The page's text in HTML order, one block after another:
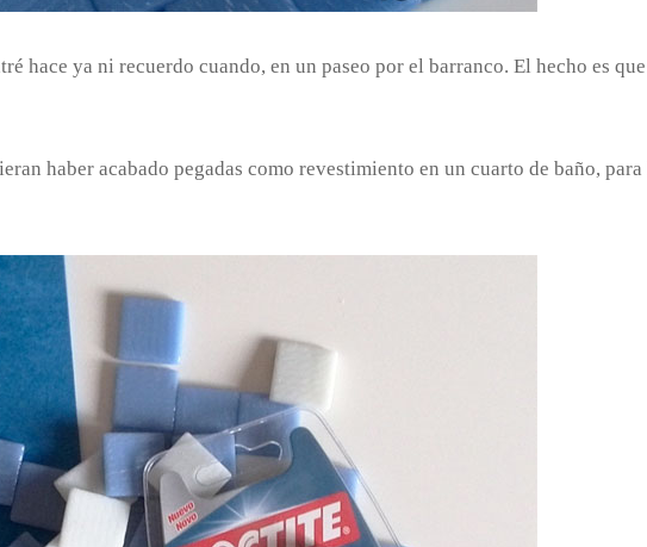
hace ya ni recuerdo cuando, en un paseo por el barranco. El hecho es
haber acabado pegadas como revestimiento en un cuarto de baño, para